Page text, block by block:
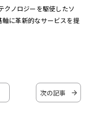
クノロジーを駆使したソ
軸に革新的なサービスを提
次の記事